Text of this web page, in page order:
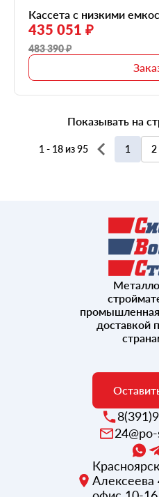
Кассета с низкими
435 051 ₽
483 390 ₽
Показывать на
1 - 18 из 95 1 2
доставкой
Красноярск
Алексеева